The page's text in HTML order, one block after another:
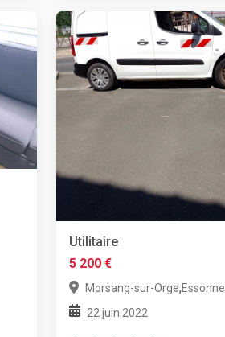
Utilitaire
5 200 €
Morsang-sur-Orge,Essonne
22 juin 2022